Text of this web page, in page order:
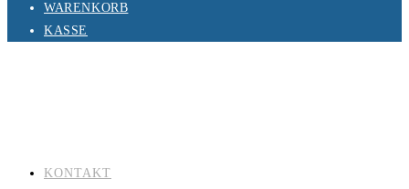
WARENKORB
KASSE
KONTAKT